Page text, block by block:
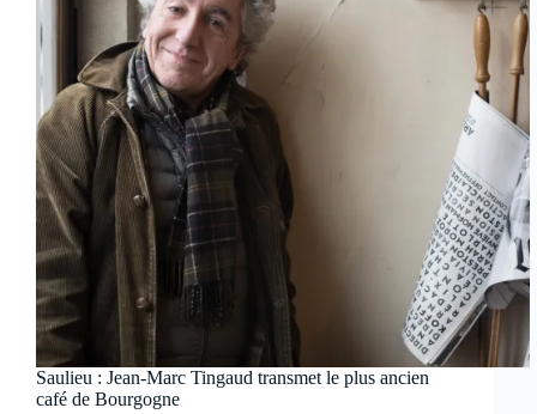
Saulieu : Jean-Marc Tingaud transmet le plus ancien
café de Bourgogne